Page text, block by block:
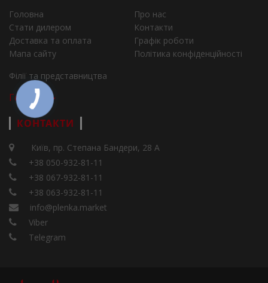
Головна
Про нас
Стати дилером
Контакти
Доставка та оплата
Графік роботи
Мапа сайту
Політика конфіденційності
Філії та представництва
Города
КОНТАКТИ
Київ, пр. Степана Бандери, 28 А
+38 050-932-81-11
+38 067-932-81-11
+38 063-932-81-11
info@plenka.market
Viber
Telegram